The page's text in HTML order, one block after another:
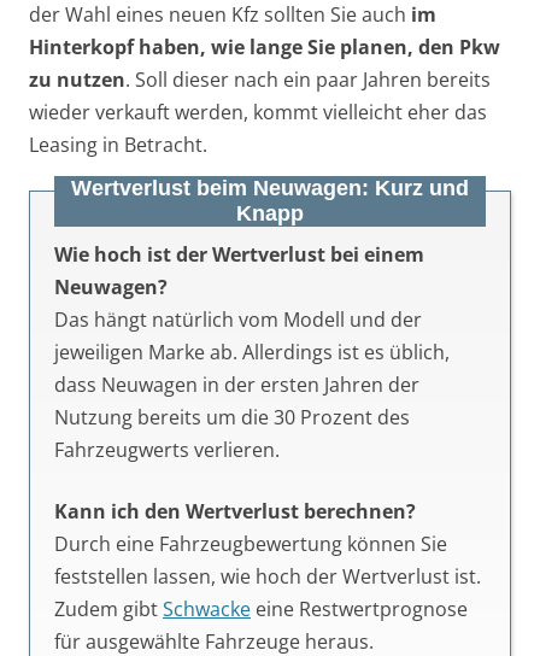
der Wahl eines neuen Kfz sollten Sie auch im
Hinterkopf haben, wie lange Sie planen, den Pkw
zu nutzen. Soll dieser nach ein paar Jahren bereits
wieder verkauft werden, kommt vielleicht eher das
Leasing in Betracht.
Wertverlust beim Neuwagen: Kurz und
Knapp
Wie hoch ist der Wertverlust bei einem
Neuwagen?
Das hängt natürlich vom Modell und der
jeweiligen Marke ab. Allerdings ist es üblich,
dass Neuwagen in der ersten Jahren der
Nutzung bereits um die 30 Prozent des
Fahrzeugwerts verlieren.
Kann ich den Wertverlust berechnen?
Durch eine Fahrzeugbewertung können Sie
feststellen lassen, wie hoch der Wertverlust ist.
Zudem gibtSchwacke eine Restwertprognose
für ausgewählte Fahrzeuge heraus.